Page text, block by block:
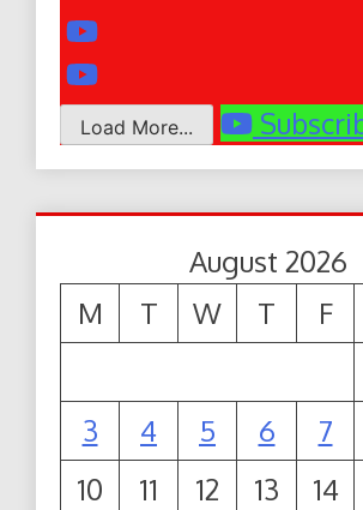
Load More...
August 2026
M
T W T F
3
4 5 6 7
10
11 12 13 14